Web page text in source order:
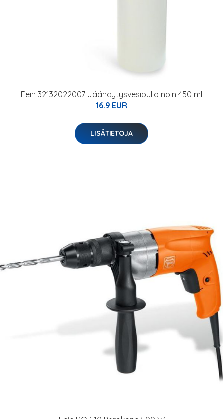
Fein 32132022007 Jäähdytysvesipullo noin 450 ml
16.9 EUR
LISÄTIETOJA